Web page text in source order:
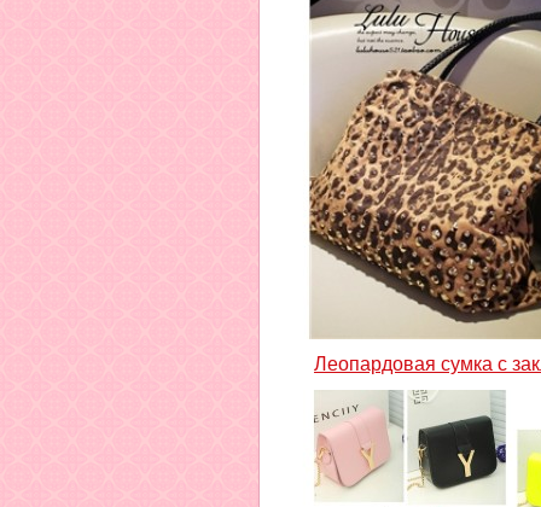
Леопардовая сумка с